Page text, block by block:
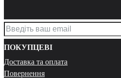
ПОКУПЦЕВІ
Доставка та оплата
Повернення